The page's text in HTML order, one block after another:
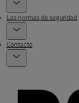
Las normas de seguridad
Contacto